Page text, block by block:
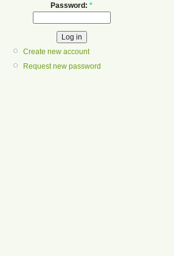
Password: *
Create new account
Request new password